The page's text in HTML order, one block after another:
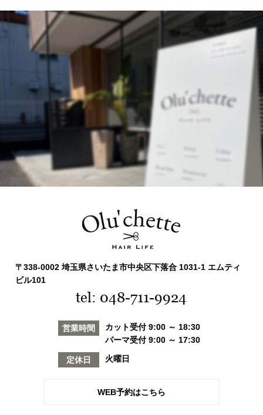
〒338-0002 埼玉県さいたま市中央区下落合 1031-1 エムティ
ビル101
tel: 048-711-9924
営業時間
カット受付 9:00 ～ 18:30
パーマ受付 9:00 ～ 17:30
定休日 火曜日
WEB予約はこちら